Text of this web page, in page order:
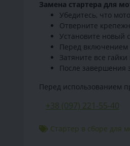
Замена стартера для
Убедитесь, что
Отверните
Установите новый
Перед включением
Затяните все
После завершения
Перед использованием
+38 (097) 221-55-40
Стартер в сборе для